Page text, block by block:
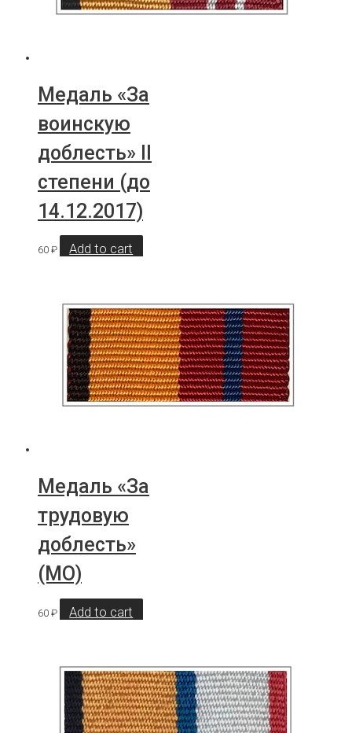
Медаль «За
воинскую
доблесть» II
степени (до
14.12.2017)
60 ₽ Add to cart
Медаль «За
трудовую
доблесть»
(МО)
60 ₽ Add to cart